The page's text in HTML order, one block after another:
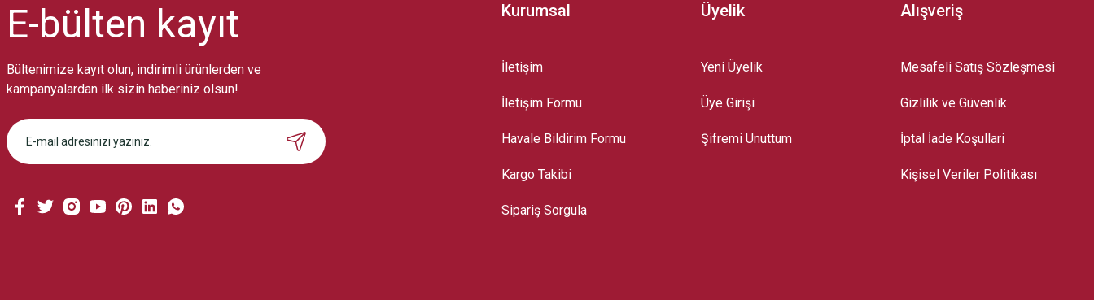
Bu ürüne benzer farklı alternatifler olmalı.
Gönder
E-bülten kayıt
Bültenimize kayıt olun, indirimli ürünlerden ve
kampanyalardan ilk sizin haberiniz olsun!
Kurumsal
İletişim
İletişim Formu
Havale Bildirim Formu
Kargo Takibi
Sipariş Sorgula
Üyelik
Yeni Üyelik
Üye Girişi
Şifremi Unuttum
Alışveriş
Mesafeli Satış Sözleşmesi
Gizlilik ve Güvenlik
İptal İade Koşullari
Kişisel Veriler Politikası